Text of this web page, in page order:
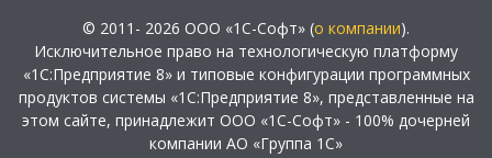
© 2011- 2026 ООО «1С-Софт» (о компании).
Исключительное право на технологическую платформу
«1С:Предприятие 8» и типовые конфигурации программных
продуктов системы «1С:Предприятие 8», представленные на
этом сайте, принадлежит ООО «1С-Софт» - 100% дочерней
компании АО «Группа 1С»